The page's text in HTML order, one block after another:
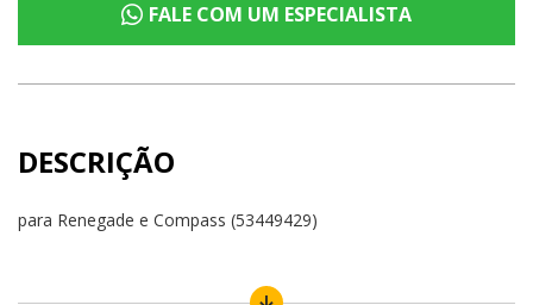
FALE COM UM ESPECIALISTA
DESCRIÇÃO
para Renegade e Compass (53449429)